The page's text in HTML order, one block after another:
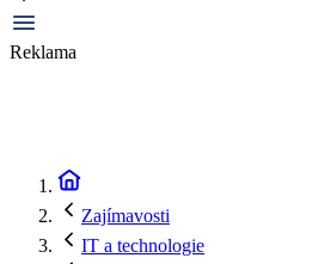
Reklama
Zajímavosti
IT a technologie